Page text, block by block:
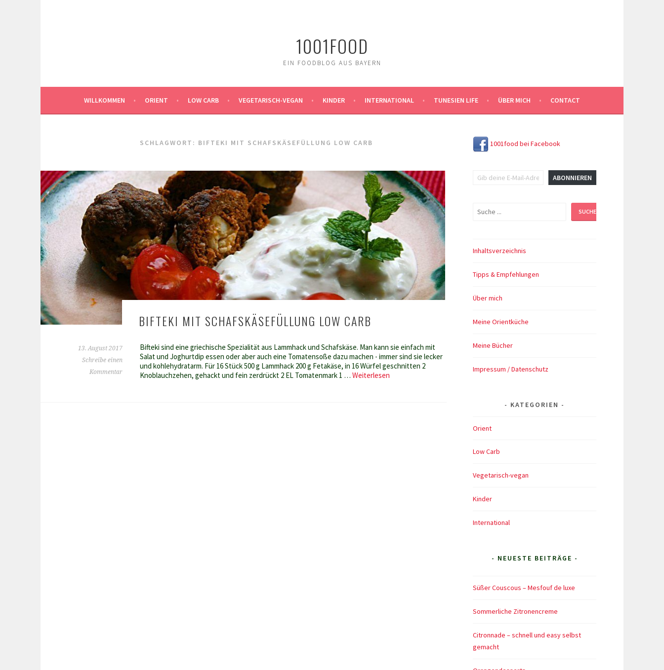
1001FOOD
EIN FOODBLOG AUS BAYERN
WILLKOMMEN ORIENT LOW CARB VEGETARISCH-VEGAN KINDER INTERNATIONAL TUNESIEN LIFE ÜBER MICH CONTACT
SCHLAGWORT: BIFTEKI MIT SCHAFSKÄSEFÜLLUNG LOW CARB
BIFTEKI MIT SCHAFSKÄSEFÜLLUNG LOW CARB
13. August 2017
Schreibe einen
Kommentar
Bifteki sind eine griechische Spezialität aus Lammhack und Schafskäse. Man kann sie einfach mit
Salat und Joghurtdip essen oder aber auch eine Tomatensoße dazu machen - immer sind sie lecker
und kohlehydratarm. Für 16 Stück 500 g Lammhack 200 g Fetakäse, in 16 Würfel geschnitten 2
Knoblauchzehen, gehackt und fein zerdrückt 2 EL Tomatenmark 1 … Weiterlesen
1001food bei Facebook
ABONNIEREN
Suchen SUCHEN
Inhaltsverzeichnis
Tipps & Empfehlungen
Über mich
Meine Orientküche
Meine Bücher
Impressum / Datenschutz
KATEGORIEN
Orient
Low Carb
Vegetarisch-vegan
Kinder
International
- NEUESTE BEITRÄGE -
Süßer Couscous – Mesfouf de luxe
Sommerliche Zitronencreme
Citronnade – schnell und easy selbst
gemacht